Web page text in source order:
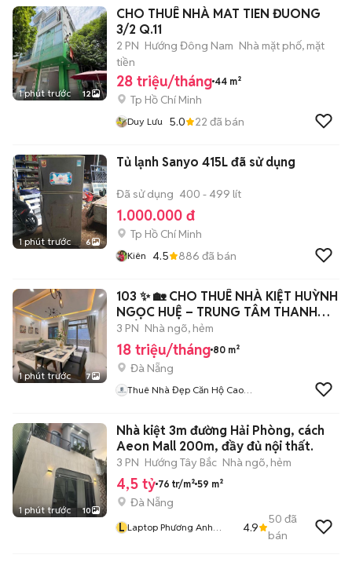
1 phút trước 12
CHO THUÊ NHÀ MAT TIEN ĐUONG
3/2 Q.11
2 PN Hướng Đông Nam Nhà mặt phố, mặt
tiền
28 triệu/tháng 44 m²
Tp Hồ Chí Minh
Duy Lưu 5.0 22 đã bán
1 phút trước 6
Tủ lạnh Sanyo 415L đã sử dụng
Đã sử dụng 400 - 499 lít
1.000.000 đ
Tp Hồ Chí Minh
Kiên 4.5 886 đã bán
1 phút trước 7
103 ✨ 🏡 CHO THUÊ NHÀ KIỆT HUỲNH
NGỌC HUỆ – TRUNG TÂM THANH
KHÊ
3 PN Nhà ngõ, hẻm
18 triệu/tháng 80 m²
Đà Nẵng
Thuê Nhà Đẹp Căn Hộ Cao
1 phút trước 10
Nhà kiệt 3m đường Hải Phòng, cách
Aeon Mall 200m, đầy đủ nội thất.
3 PN Hướng Tây Bắc Nhà ngõ, hẻm
4,5 tỷ 76 tr/m² 59 m²
Đà Nẵng
L Laptop Phương Anh
4.9
50 đã
bán